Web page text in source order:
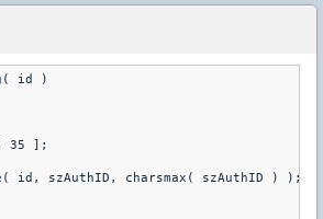
id )
35 ];
id, szAuthID, charsmax( szAuthID ) );